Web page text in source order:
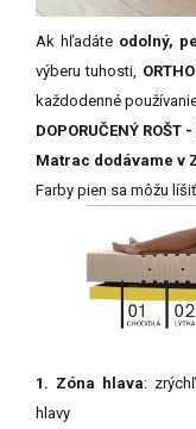
Ak hľadáte odolný,
výberu tuhosti,
každodenné
DOPORUČENÝ ROŠT
Matrac dodávame v
Farby pien sa môžu líšiť
1. Zóna hlava:
hlavy